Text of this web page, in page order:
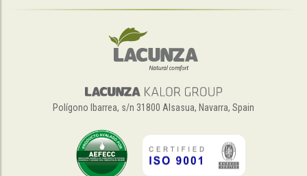
Polígono Ibarrea, s/n 31800 Alsasua, Navarra, Spain